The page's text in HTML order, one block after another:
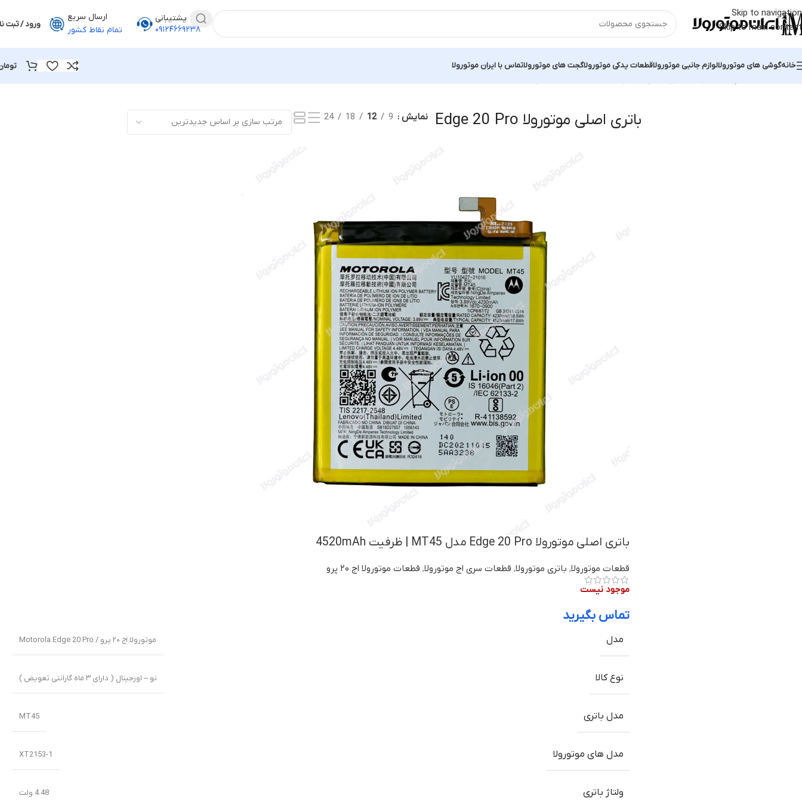
Skip to navigation
Skip to main content
پشتیبانی
۰۹۱۲۴۶۶۹۲۳۸
ارسال سریع
تمام نقاط کشور
ورود / ثبت
خانهگوشی های موتورولالوازم جانبی موتورولاقطعات یدکی موتورولاگجت های موتورولاتماس با ایران موتورولا
باتری اصلی موتورولا Edge 20 Pro نمایش 9
12
18
24
باتری اصلی موتورولا Edge 20 Pro مدل MT45 | ظرفیت 4520mAh
قطعات موتورولا, باتری موتورولا, قطعات سری اج موتورولا, قطعات موتورولا اج ۲۰ پرو
موجود نیست
تماس بگیرید
مدل موتورولا اج ۲۰ پرو / Motorola Edge 20 Pro
نوع کالا نو – اورجینال ( دارای ۳ ماه گارانتی تعویض )
مدل باتری MT45
مدل های موتورولا XT2153-1
ولتاژ باتری 4.48 ولت